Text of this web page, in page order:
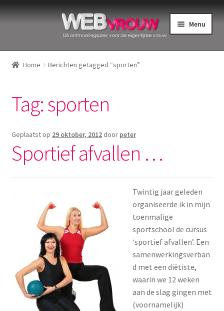
Ga
Ga
Menu
Home
Intiemverzorging
Menstruatiedisks
Menstruatiecups
Menstruatiepijn
Menstruatiesponsjes
Seksualiteit
Tampons
Home Berichten getagged “sporten”
Tag:sporten
Geplaatst op 29 oktober, 2012 door peter
Sportief afvallen …
Twintig jaar geleden
organiseerde ik in mijn
toenmalige
sportschool de cursus
‘sportief afvallen’. Een
samenwerkingsverban
d met een diëtiste,
waarin we 12 weken
aan de slag gingen met
(voornamelijk)